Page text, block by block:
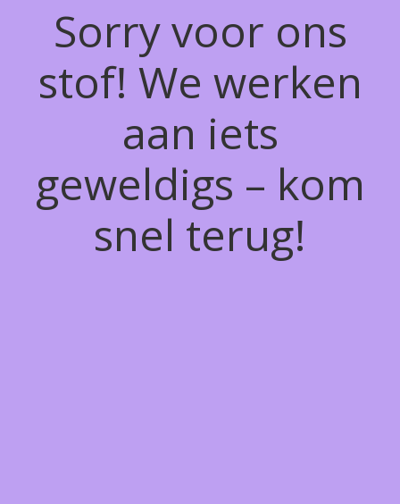
Sorry voor ons
stof! We werken
aan iets
geweldigs – kom
snel terug!